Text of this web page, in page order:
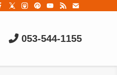
053-544-1155